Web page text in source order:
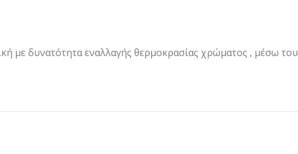
με δυνατότητα εναλλαγής θερμοκρασίας χρώματος , μέσω